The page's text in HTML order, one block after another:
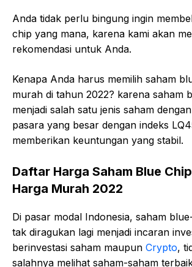
Anda tidak perlu bingung ingin
chip yang mana, karena kami akan
rekomendasi untuk Anda.
Kenapa Anda harus memilih saham
murah di tahun 2022? karena saham
menjadi salah satu jenis saham
pasara yang besar dengan indeks
memberikan keuntungan yang stabil.
Daftar Harga Saham Blue
Harga Murah 2022
Di pasar modal Indonesia, saham
tak diragukan lagi menjadi incaran
berinvestasi saham maupun Crypto,
salahnya melihat saham-saham